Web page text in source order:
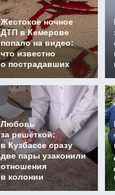
Жестокое ночное
ДТП в Кемерове
попало на видео:
что известно
о пострадавших
Любовь
за решёткой:
в Кузбассе сразу
две пары узаконили
отношения
в колонии